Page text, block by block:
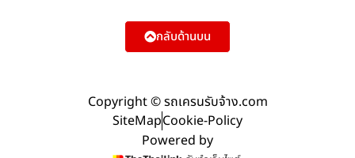
Copyright © รถเครนรับจ้าง.com
SiteMapCookie-Policy
Powered by
กลับด้านบน